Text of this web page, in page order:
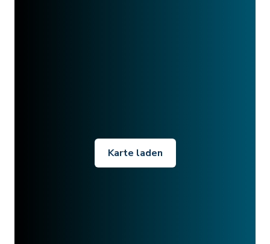
Karte laden